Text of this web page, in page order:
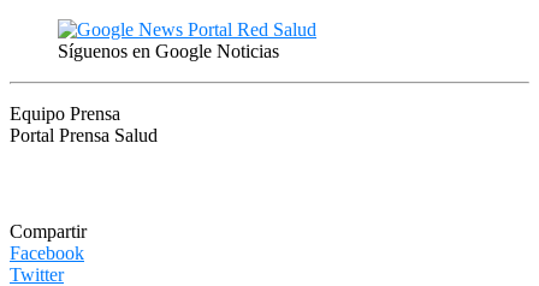
Síguenos en Google Noticias
Equipo Prensa
Portal Prensa Salud
Compartir
Facebook
Twitter